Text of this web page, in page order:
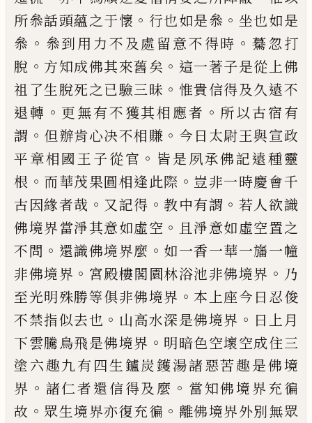
所叅話頭蘊之于懷 。 行也如是叅 。 坐也如是
叅 。 叅到用力不及處留意不得時 。 驀忽打
脫 。 方知成佛其來舊矣 。 這一著子是從上佛
祖了生脫死之已驗三昧 。 惟貴信得及久遠不
退轉 。 更無有不獲其相應者 。 所以古宿有
謂 。 但辦肯心决不相賺 。 今日太尉王與宣政
平章相國王子從官 。 皆是夙承佛記遠種靈
根 。 而華茂果圓相逢此際 。 豈非一時慶會千
古因緣者哉 。 又記得 。教中有謂 。 若人欲識
佛境界當淨其意如虛空 。 且淨意如虛空置之
不問 。 還識佛境界麼 。 如一香一華一旛一幢
非佛境界 。 宮殿樓閣園林浴池非佛境界 。 乃
至光明殊勝等俱非佛境界 。本上座今 日忍俊
不禁指似去也 。 山高水深是佛境界 。 日上月
下雲騰鳥飛是佛境界 。 明暗色空壞空成住三
塗六趣九有四生鑪炭鑊湯諸惡苦趣是佛境
界 。 諸仁者還信得及麼 。 當知佛境界充徧
故 。 眾生境界亦復充徧 。 離佛境界外別無眾